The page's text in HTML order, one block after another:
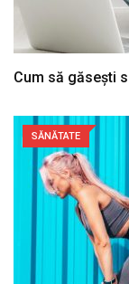
Cum să găsești
SĂNĂTATE